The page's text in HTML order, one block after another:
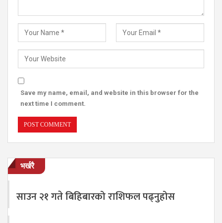
Save my name, email, and website in this browser for the
next time I comment.
भर्खरै
साउन २१ गते बिहिबारको राशिफल पढ्नुहोस